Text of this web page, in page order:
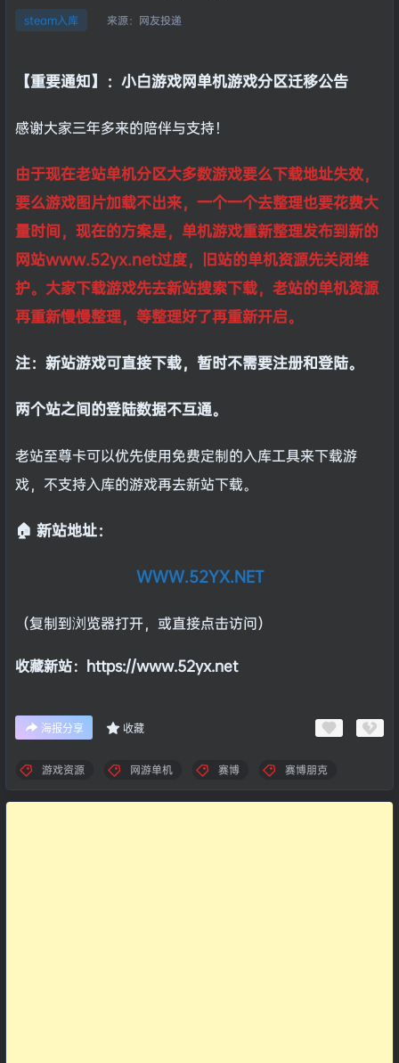
steam入库 来源： 网友投递
【重要通知】：小白游戏网单机游戏分区迁移公告
感谢大家三年多来的陪伴与支持！
由于现在老站单机分区大多数游戏要么下载地址失效，
要么游戏图片加载不出来，一个一个去整理也要花费大
量时间，现在的方案是，单机游戏重新整理发布到新的
网站www.52yx.net过度，旧站的单机资源先关闭维
护。大家下载游戏先去新站搜索下载，老站的单机资源
再重新慢慢整理，等整理好了再重新开启。
注：新站游戏可直接下载，暂时不需要注册和登陆。
两个站之间的登陆数据不互通。
老站至尊卡可以优先使用免费定制的入库工具来下载游
戏，不支持入库的游戏再去新站下载。
🏠 新站地址：
WWW.52YX.NET
（复制到浏览器打开，或直接点击访问）
收藏新站：https://www.52yx.net
海报分享 收藏
游戏资源 网游单机 赛博 赛博朋克